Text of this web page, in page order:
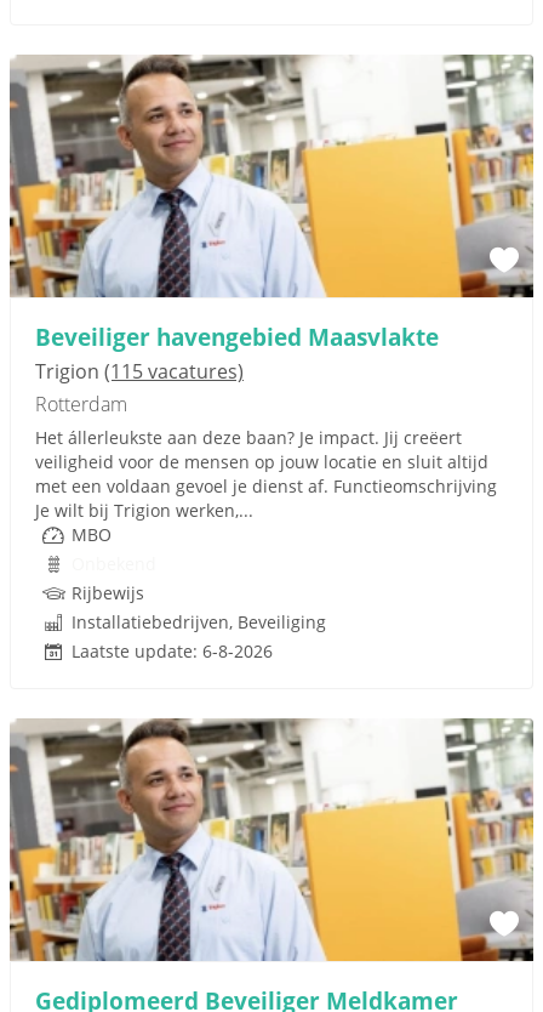
Beveiliger havengebied Maasvlakte
Trigion (115 vacatures)
Rotterdam
Het állerleukste aan deze baan? Je impact. Jij creëert
veiligheid voor de mensen op jouw locatie en sluit altijd
met een voldaan gevoel je dienst af. Functieomschrijving
Je wilt bij Trigion werken,...
MBO
Rijbewijs
Installatiebedrijven, Beveiliging
Laatste update: 6-8-2026
Gediplomeerd Beveiliger Meldkamer